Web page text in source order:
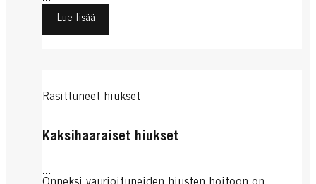
Lue lisää
Rasittuneet hiukset
Kaksihaaraiset hiukset
...